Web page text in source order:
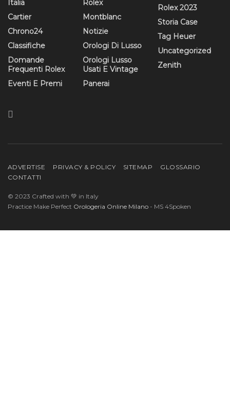
Italia
Cartier
Chrono24
Classifiche
Domande
Frequenti Rolex
Eventi E Premi
Rolex
Montblanc
Notizie
Orologi Di Lusso
Orologi Lusso
Usati E Vintage
Panerai
Rolex 2023
Storia Case
Tag Heuer
Uncategorized
Zenith
ADVERTISE PRIVACY & POLICY SITEMAP
GLOSSARIO
CONTATTI
© 2023 Crafted with 💚 in Italy
Practice Make Perfect Orologeria Online Milano - MS 4Spoken